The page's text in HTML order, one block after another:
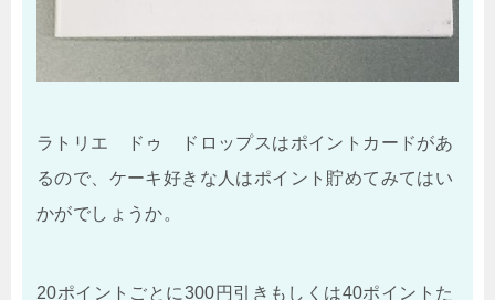
ラトリエ ドゥ ドロップスはポイントカードがあ
るので、ケーキ好きな人はポイント貯めてみてはい
かがでしょうか。
20ポイントごとに300円引きもしくは40ポイントた